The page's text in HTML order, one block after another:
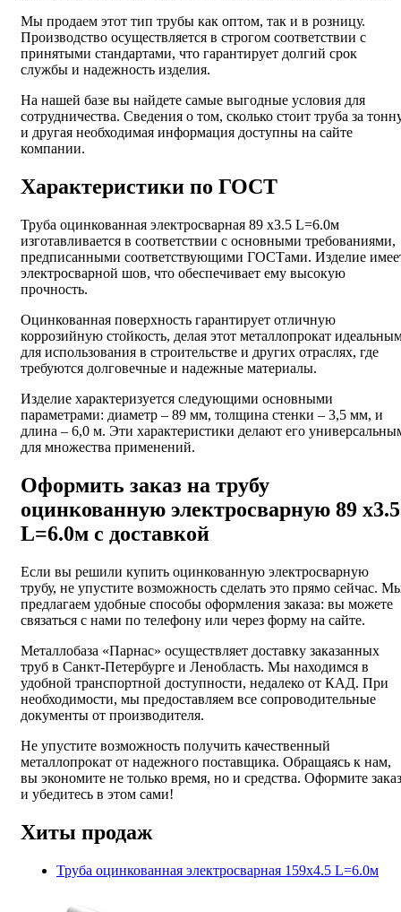
Мы продаем этот тип трубы как оптом, так и в розницу.
Производство осуществляется в строгом соответствии с
принятыми стандартами, что гарантирует долгий срок
службы и надежность изделия.
На нашей базе вы найдете самые выгодные условия для
сотрудничества. Сведения о том, сколько стоит труба за
и другая необходимая информация доступны на сайте
компании.
Характеристики по ГОСТ
Труба оцинкованная электросварная 89 х3.5 L=6.0м
изготавливается в соответствии с основными требованиями,
предписанными соответствующими ГОСТами. Изделие
электросварной шов, что обеспечивает ему высокую
прочность.
Оцинкованная поверхность гарантирует отличную
коррозийную стойкость, делая этот металлопрокат
для использования в строительстве и других отраслях, где
требуются долговечные и надежные материалы.
Изделие характеризуется следующими основными
параметрами: диаметр – 89 мм, толщина стенки – 3,5 мм, и
длина – 6,0 м. Эти характеристики делают его
для множества применений.
Оформить заказ на трубу
оцинкованную электросварную 89 х3.5
L=6.0м с доставкой
Если вы решили купить оцинкованную электросварную
трубу, не упустите возможность сделать это прямо сейчас.
предлагаем удобные способы оформления заказа: вы можете
связаться с нами по телефону или через форму на сайте.
Металлобаза «Парнас» осуществляет доставку заказанных
труб в Санкт-Петербурге и Ленобласть. Мы находимся в
удобной транспортной доступности, недалеко от КАД. При
необходимости, мы предоставляем все сопроводительные
документы от производителя.
Не упустите возможность получить качественный
металлопрокат от надежного поставщика. Обращаясь к нам,
вы экономите не только время, но и средства. Оформите заказ
и убедитесь в этом сами!
Хиты продаж
Труба оцинкованная электросварная 159х4.5 L=6.0м